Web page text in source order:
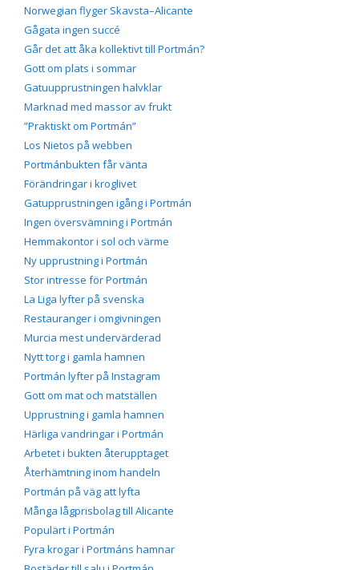
Norwegian flyger Skavsta–Alicante
Gågata ingen succé
Går det att åka kollektivt till Portmán?
Gott om plats i sommar
Gatuupprustningen halvklar
Marknad med massor av frukt
”Praktiskt om Portmán”
Los Nietos på webben
Portmánbukten får vänta
Förändringar i kroglivet
Gatupprustningen igång i Portmán
Ingen översvämning i Portmán
Hemmakontor i sol och värme
Ny upprustning i Portmán
Stor intresse för Portmán
La Liga lyfter på svenska
Restauranger i omgivningen
Murcia mest undervärderad
Nytt torg i gamla hamnen
Portmán lyfter på Instagram
Gott om mat och matställen
Upprustning i gamla hamnen
Härliga vandringar i Portmán
Arbetet i bukten återupptaget
Återhämtning inom handeln
Portmán på väg att lyfta
Många lågprisbolag till Alicante
Populärt i Portmán
Fyra krogar i Portmáns hamnar